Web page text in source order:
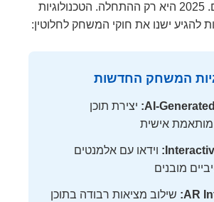
שלה, אתם טועים. 2025 היא רק ההתחלה. הטכנולוגיות
להגיע ישנו את חוקי המשחק לחלוטין:
המשחק החדשות
AI-
יצירת תוכן
מותאמת אישית
וידאו עם אלמנטים
מובנים
AR
שילוב מציאות רבודה בתוכן